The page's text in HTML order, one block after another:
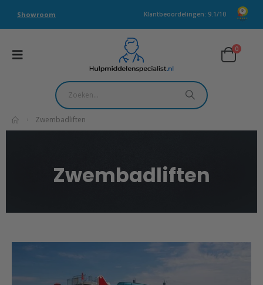
Showroom Klantbeoordelingen: 9.1/10
0
Zwembadliften
Zwembadliften